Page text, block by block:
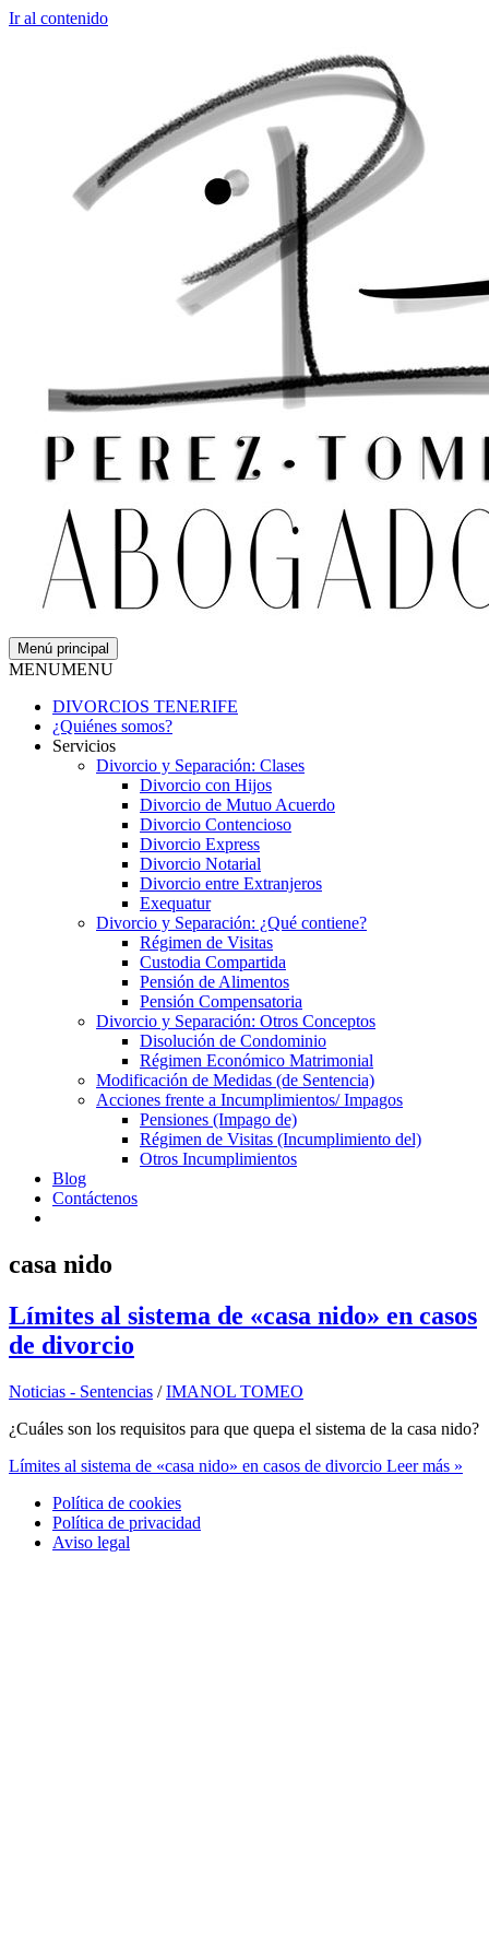
Ir al contenido
Menú principal
MENUMENU
DIVORCIOS TENERIFE
¿Quiénes somos?
Servicios
Divorcio y Separación: Clases
Divorcio con Hijos
Divorcio de Mutuo Acuerdo
Divorcio Contencioso
Divorcio Express
Divorcio Notarial
Divorcio entre Extranjeros
Exequatur
Divorcio y Separación: ¿Qué contiene?
Régimen de Visitas
Custodia Compartida
Pensión de Alimentos
Pensión Compensatoria
Divorcio y Separación: Otros Conceptos
Disolución de Condominio
Régimen Económico Matrimonial
Modificación de Medidas (de Sentencia)
Acciones frente a Incumplimientos/ Impagos
Pensiones (Impago de)
Régimen de Visitas (Incumplimiento del)
Otros Incumplimientos
Blog
Contáctenos
casa nido
Límites al sistema de «casa nido» en casos
de divorcio
Noticias - Sentencias /IMANOL TOMEO
¿Cuáles son los requisitos para que quepa el sistema de la casa nido?
Límites al sistema de «casa nido» en casos de divorcio Leer más »
Política de cookies
Política de privacidad
Aviso legal